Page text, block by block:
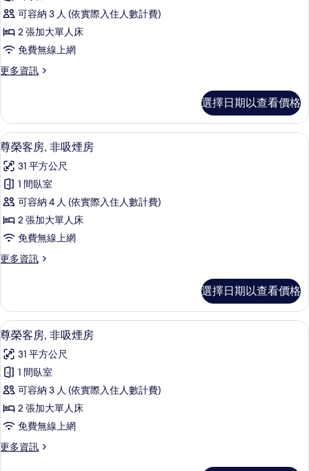
片
詳
情
榮
客
房,
非
吸
房
的
所
有
相
片
可容納 3 人 (依實際入住人數計費)
2 張加大單人床
免費無線上網
更多資訊
更
客
房,
非
吸
煙
房
詳
情
選擇日期以查看價格
顯
示
尊
榮
客
房,
非
吸
房
的
所
有
相
片
低過敏寢具、羽絨被、筆電工作空間
13
尊榮客房, 非吸煙房
31 平方公尺
1 間臥室
可容納 4 人 (依實際入住人數計費)
2 張加大單人床
免費無線上網
更多資訊
更
客
房,
非
吸
煙
房
詳
情
選擇日期以查看價格
顯
示
尊
榮
客
房,
非
吸
尊榮客房, 非吸煙房 | 低過敏寢具、羽
10
尊榮客房, 非吸煙房
31 平方公尺
1 間臥室
可容納 3 人 (依實際入住人數計費)
2 張加大單人床
免費無線上網
更多資訊
更